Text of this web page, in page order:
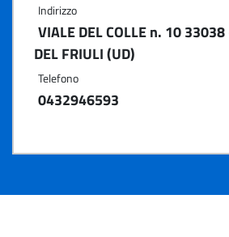
Indirizzo
VIALE DEL COLLE n. 10
DEL FRIULI (UD)
Telefono
0432946593